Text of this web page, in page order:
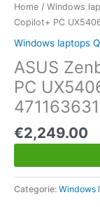
Home / Windows
Copilot+ PC
Windows laptops
ASUS
PC
€2,249.00
Categorie: Windows